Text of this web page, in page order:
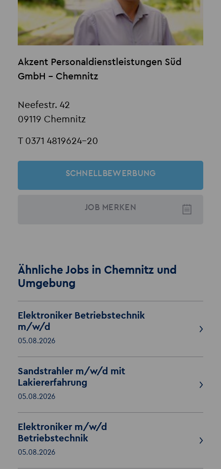
Akzent Personaldienstleistungen Süd
GmbH - Chemnitz
Neefestr. 42
09119 Chemnitz
T 0371 4819624-20
SCHNELLBEWERBUNG
JOB MERKEN
Ähnliche Jobs in Chemnitz und
Umgebung
Elektroniker Betriebstechnik
m/w/d
05.08.2026
Sandstrahler m/w/d mit
Lakiererfahrung
05.08.2026
Elektroniker m/w/d
Betriebstechnik
05.08.2026